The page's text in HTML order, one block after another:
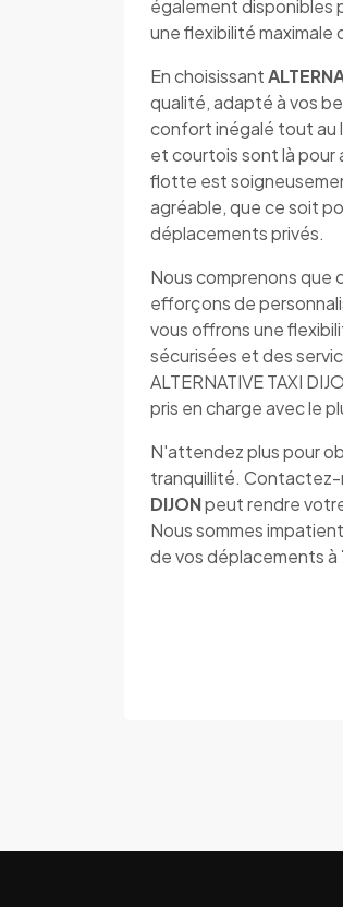
également disponibles
une flexibilité maximale
En choisissant
qualité, adapté à vos
confort inégalé tout au
et courtois sont là
flotte est
agréable, que ce soit
déplacements privés.
Nous comprenons que
efforçons de
vous offrons une
sécurisées et des
ALTERNATIVE TAXI
pris en charge avec le
N'attendez plus pour
tranquillité. Contactez-
DIJONpeut rendre
Nous sommes
de vos déplacements à